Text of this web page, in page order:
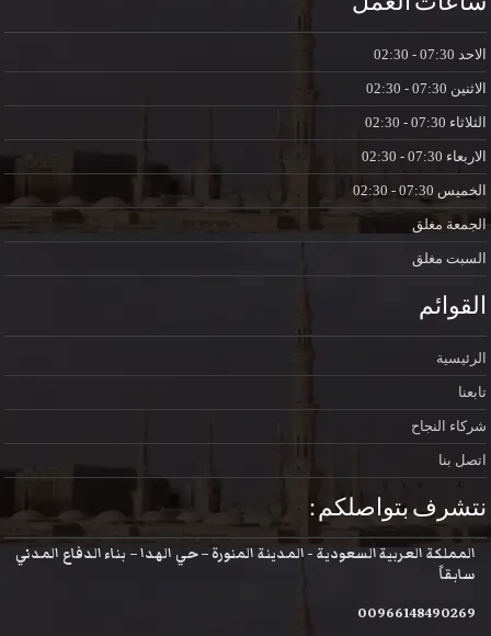
الاحد
الاثنين
الثلاثاء
الاربعاء
الخميس
الجمعة مغلق
السبت مغلق
القوائم
الرئيسية
تابعنا
شركاء النجاح
اتصل بنا
نتشرف بتواصلكم :
المملكة العربية السعودية - المدينة المنورة – حي الهدا – بناء الدفاع المدني
سابقاً
00966148490269